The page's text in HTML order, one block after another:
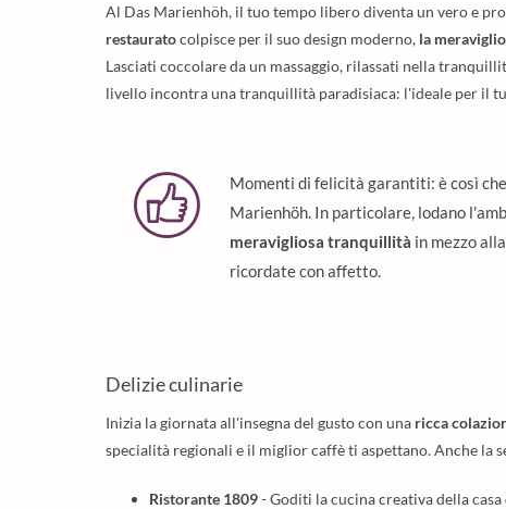
Al Das Marienhöh, il tuo tempo libero diventa un vero e
restauratocolpisce per il suo design moderno, la
Lasciati coccolare da un massaggio, rilassati nella
livello incontra una tranquillità paradisiaca: l'ideale per il
Momenti di felicità garantiti: è così
Marienhöh. In particolare, lodano
meravigliosa tranquillità in mezzo
ricordate con affetto.
Delizie culinarie
Inizia la giornata all'insegna del gusto con una ricca
specialità regionali e il miglior caffè ti aspettano. Anche la
Ristorante 1809- Goditi la cucina creativa della